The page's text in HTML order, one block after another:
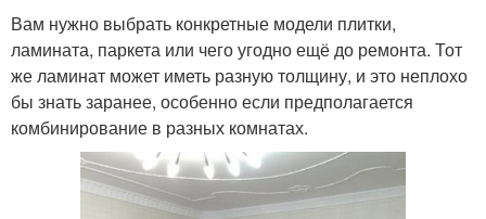
Вам нужно выбрать конкретные модели плитки,
ламината, паркета или чего угодно ещё до ремонта. Тот
же ламинат может иметь разную толщину, и это неплохо
бы знать заранее, особенно если предполагается
комбинирование в разных комнатах.